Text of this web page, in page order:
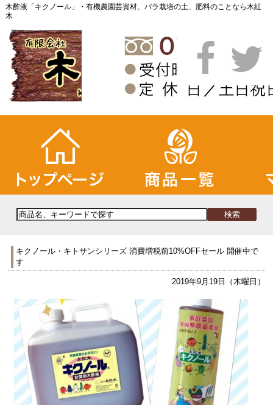
木酢液「キクノール」・有機農園芸資材、バラ栽培の土、肥料のことなら木紅
木
キクノール・キトサンシリーズ 消費増税前10%OFFセール 開催中で
す
2019年9月19日（木曜日）